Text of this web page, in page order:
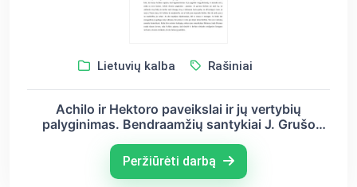
Lietuvių kalba Rašiniai
Achilo ir Hektoro paveikslai ir jų vertybių
palyginimas. Bendraamžių santykiai J. Grušo
„Musių valdovas“
Peržiūrėti darbą